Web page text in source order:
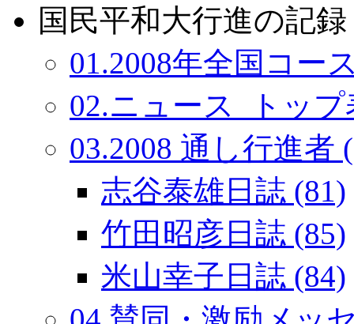
国民平和大行進の記録
01.2008年全国コー
02.ニュース_トップ
03.2008 通し行進者
志谷泰雄日誌 (81)
竹田昭彦日誌 (85)
米山幸子日誌 (84)